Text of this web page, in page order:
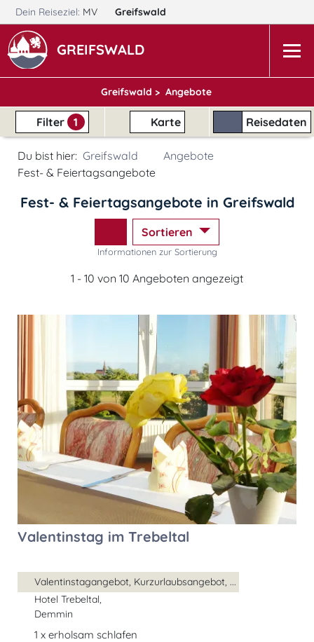
Dein Reiseziel: MV Greifswald
GREIFSWALD
Greifswald > Angebote
Filter 1 Karte Reisedaten
Du bist hier: Greifswald
Angebote
Fest- & Feiertagsangebote
Fest- & Feiertagsangebote in Greifswald
Sortieren
Informationen zur Sortierung
1 - 10 von 10 Angeboten angezeigt
Valentinstag im Trebeltal
Valentinstagangebot, Kurzurlaubsangebot, ...
Hotel Trebeltal,
Demmin
1 x erholsam schlafen